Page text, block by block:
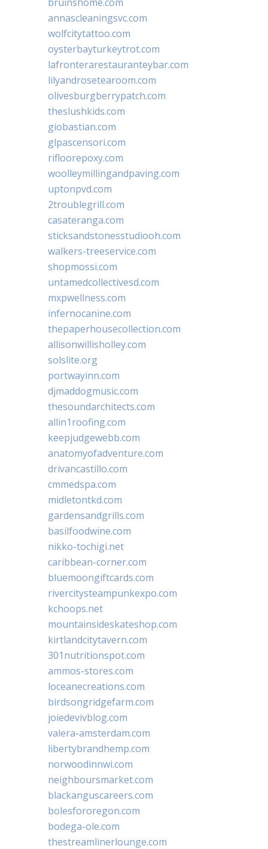
annascleaningsvc.com
wolfcitytattoo.com
oysterbayturkeytrot.com
lafronterarestauranteybar.com
lilyandrosetearoom.com
olivesburgberrypatch.com
theslushkids.com
giobastian.com
glpascensori.com
rifloorepoxy.com
woolleymillingandpaving.com
uptonpvd.com
2troublegrill.com
casateranga.com
sticksandstonesstudiooh.com
walkers-treeservice.com
shopmossi.com
untamedcollectivesd.com
mxpwellness.com
infernocanine.com
thepaperhousecollection.com
allisonwillisholley.com
solslite.org
portwayinn.com
djmaddogmusic.com
thesoundarchitects.com
allin1roofing.com
keepjudgewebb.com
anatomyofadventure.com
drivancastillo.com
cmmedspa.com
midletontkd.com
gardensandgrills.com
basilfoodwine.com
nikko-tochigi.net
caribbean-corner.com
bluemoongiftcards.com
rivercitysteampunkexpo.com
kchoops.net
mountainsideskateshop.com
kirtlandcitytavern.com
301nutritionspot.com
ammos-stores.com
loceanecreations.com
birdsongridgefarm.com
joiedevivblog.com
valera-amsterdam.com
libertybrandhemp.com
norwoodinnwi.com
neighboursmarket.com
blackanguscareers.com
bolesfororegon.com
bodega-ole.com
thestreamlinerlounge.com